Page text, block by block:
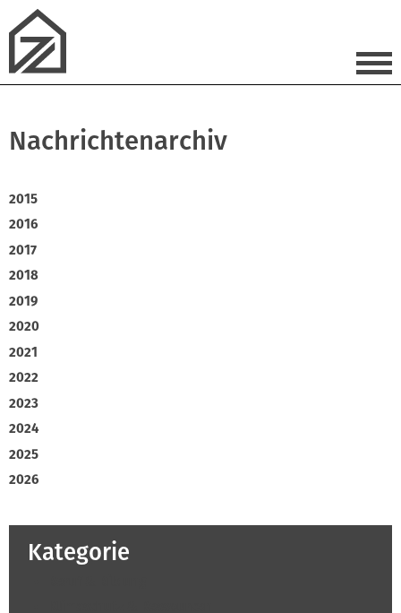
Nachrichtenarchiv
2015
2016
2017
2018
2019
2020
2021
2022
2023
2024
2025
2026
Kategorie